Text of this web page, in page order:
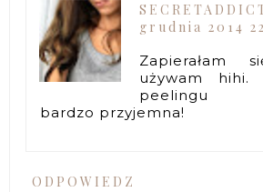
grudnia 2014
Zapierałam
używam hihi.
peelingu
bardzo przyjemna!
ODPOWIEDZ